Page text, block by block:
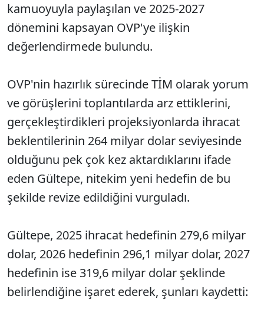
kamuoyuyla paylaşılan ve 2025-2027
dönemini kapsayan OVP'ye ilişkin
değerlendirmede bulundu.
OVP'nin hazırlık sürecinde TİM olarak yorum
ve görüşlerini toplantılarda arz ettiklerini,
gerçekleştirdikleri projeksiyonlarda ihracat
beklentilerinin 264 milyar dolar seviyesinde
olduğunu pek çok kez aktardıklarını ifade
eden Gültepe, nitekim yeni hedefin de bu
şekilde revize edildiğini vurguladı.
Gültepe, 2025 ihracat hedefinin 279,6 milyar
dolar, 2026 hedefinin 296,1 milyar dolar, 2027
hedefinin ise 319,6 milyar dolar şeklinde
belirlendiğine işaret ederek, şunları kaydetti: